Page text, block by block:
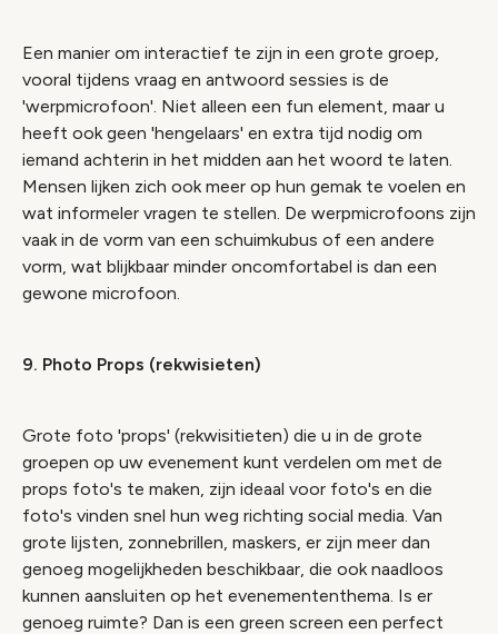
Een manier om interactief te zijn in een grote groep,
vooral tijdens vraag en antwoord sessies is de
'werpmicrofoon'. Niet alleen een fun element, maar u
heeft ook geen 'hengelaars' en extra tijd nodig om
iemand achterin in het midden aan het woord te laten.
Mensen lijken zich ook meer op hun gemak te voelen en
wat informeler vragen te stellen. De werpmicrofoons zijn
vaak in de vorm van een schuimkubus of een andere
vorm, wat blijkbaar minder oncomfortabel is dan een
gewone microfoon.
9. Photo Props (rekwisieten)
Grote foto 'props' (rekwisitieten) die u in de grote
groepen op uw evenement kunt verdelen om met de
props foto's te maken, zijn ideaal voor foto's en die
foto's vinden snel hun weg richting social media. Van
grote lijsten, zonnebrillen, maskers, er zijn meer dan
genoeg mogelijkheden beschikbaar, die ook naadloos
kunnen aansluiten op het evenemententhema. Is er
genoeg ruimte? Dan is een green screen een perfect